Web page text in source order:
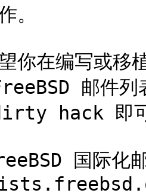
。
你在编写或
邮件列
hack 即可
国际化